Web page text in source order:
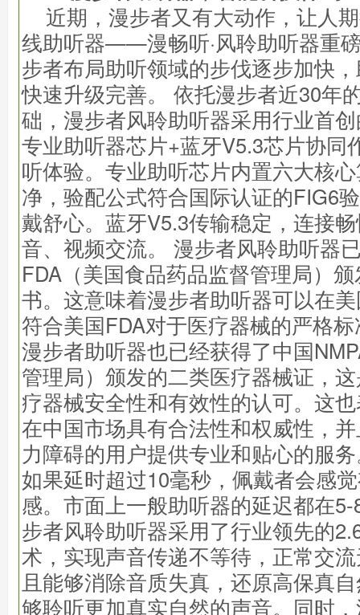
近期，漫步者又有大动作，让人
线助听器——漫畅听·风聆助听器重
步者布局助听领域的步伐逐步加快
快速升级完善。 依托漫步者近30年
础，漫步者风聆助听器采用行业首
专业助听器芯片+蓝牙V5.3芯片协同
听体验。专业助听芯片内置六大核
净，验配公式符合国际认证的FIG6
戴舒心。蓝牙V5.3传输稳定，连接
音、视频交流。 漫步者风聆助听器
FDA（美国食品药品监督管理局）
书。这意味着漫步者助听器可以在
符合美国FDA对于医疗器械的严格
漫步者助听器也已经获得了中国
管理局）颁发的二类医疗器械证，
疗器械安全性和有效性的认可。这
在中国市场具有合法性和权威性，
力障碍的用户提供专业和贴心的服
如果延时超过10毫秒，佩戴者会感
感。市面上一般助听器的延迟都在
步者风聆助听器采用了行业领先的
术，实现声音传递不等待，正常交
且能够消除音质失真，还原高保真
够聆听更加真实自然的声音。同时